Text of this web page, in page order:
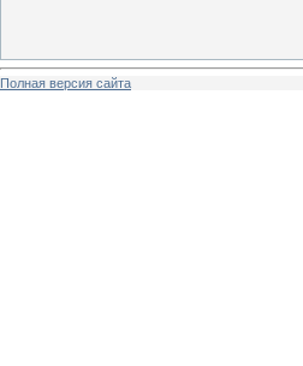
Полная версия сайта